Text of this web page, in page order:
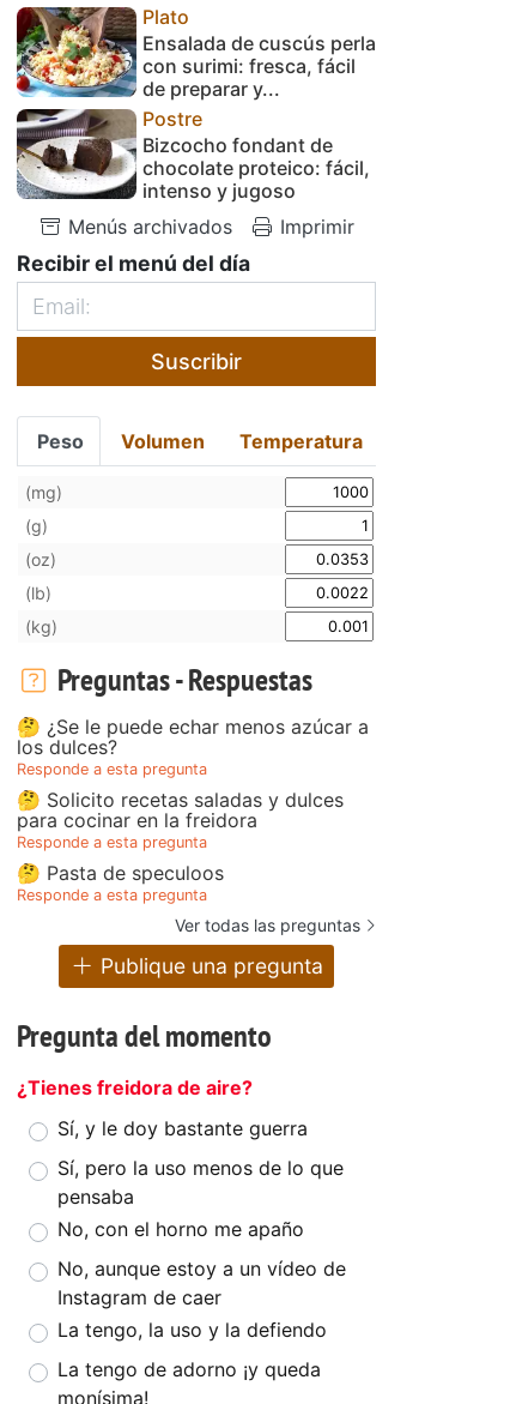
Plato
Ensalada de cuscús perla
con surimi: fresca, fácil
de preparar y...
Postre
Bizcocho fondant de
chocolate proteico: fácil,
intenso y jugoso
Menús archivados
Imprimir
Recibir el menú del día
Suscribir
Peso Volumen Temperatura
(mg)
(g)
(oz)
(lb)
(kg)
Preguntas - Respuestas
🤔 ¿Se le puede echar menos azúcar a
los dulces?
Responde a esta pregunta
🤔 Solicito recetas saladas y dulces
para cocinar en la freidora
Responde a esta pregunta
🤔 Pasta de speculoos
Responde a esta pregunta
Ver todas las preguntas
Publique una pregunta
Pregunta del momento
¿Tienes freidora de aire?
Sí, y le doy bastante guerra
Sí, pero la uso menos de lo que
pensaba
No, con el horno me apaño
No, aunque estoy a un vídeo de
Instagram de caer
La tengo, la uso y la defiendo
La tengo de adorno ¡y queda
monísima!